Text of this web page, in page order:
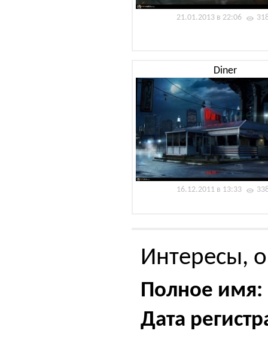
21.01.2013 в 22:06
Diner
16.12.2011 в 13:33
Интересы,
Полное имя:
Дата